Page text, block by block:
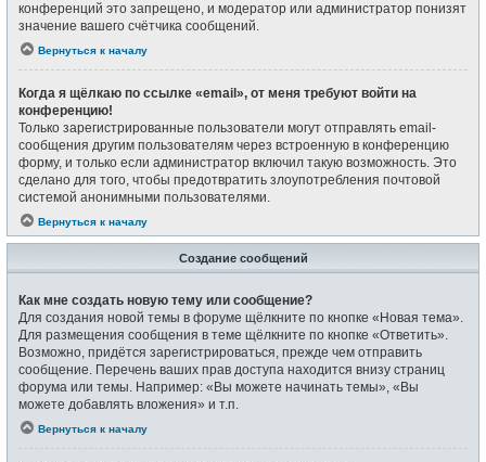
конференций это запрещено, и модератор или администратор понизят
значение вашего счётчика сообщений.
Вернуться к началу
Когда я щёлкаю по ссылке «email», от меня требуют войти на
конференцию!
Только зарегистрированные пользователи могут отправлять email-
сообщения другим пользователям через встроенную в конференцию
форму, и только если администратор включил такую возможность. Это
сделано для того, чтобы предотвратить злоупотребления почтовой
системой анонимными пользователями.
Вернуться к началу
Создание сообщений
Как мне создать новую тему или сообщение?
Для создания новой темы в форуме щёлкните по кнопке «Новая тема».
Для размещения сообщения в теме щёлкните по кнопке «Ответить».
Возможно, придётся зарегистрироваться, прежде чем отправить
сообщение. Перечень ваших прав доступа находится внизу страниц
форума или темы. Например: «Вы можете начинать темы», «Вы
можете добавлять вложения» и т.п.
Вернуться к началу